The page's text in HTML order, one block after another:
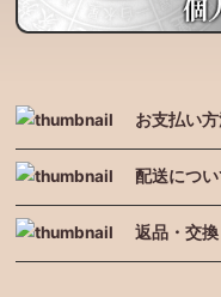
お支払い
配送につい
返品・交